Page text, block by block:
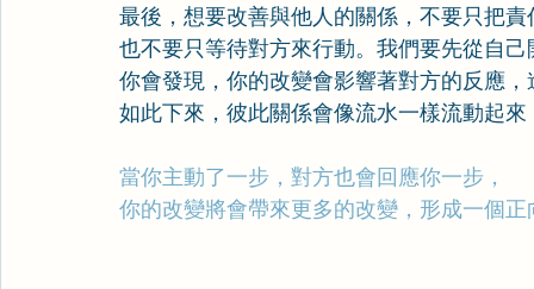
最後，想要改善與他人的關係，不要只把
也不要只等待對方來行動。我們要先從自己
你會發現，你的改變會影響著對方的反應
如此下來，彼此關係會像流水一樣流動起
當你主動了一步，對方也會回應你一步，
你的改變將會帶來更多的改變，形成一個